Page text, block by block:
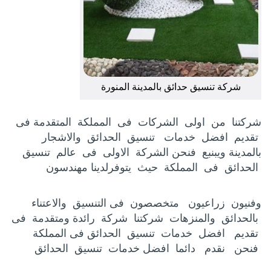
شركة تنسيق حدائق بالمدينة المنورة
شركتنا من اولى الشركات فى المملكة المتقدمة فى
تقديم افضل خدمات تنسيق الحدائق والاشجار
بالمدينة ويبنبع فنحن الشركة الاولى فى عالم تنسيق
الحدائق فى المملكة حيث يتوفرلدينا مهندسون
وفنيون زراعيون متخصصون فى التنسيق والاعتناء
بالحدائق والمنزهات شركتنا شركة رائدة ومتقدمة فى
تقديم افضل خدمات تنسيق الحدائق فى المملكة
فنحن نقدم دائما افضل خدمات تنسيق الحدائق